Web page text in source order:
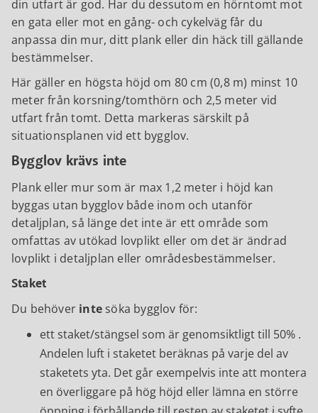
din utfart är god. Har du dessutom en hörntomt mot
en gata eller mot en gång- och cykelväg får du
anpassa din mur, ditt plank eller din häck till gällande
bestämmelser.
Här gäller en högsta höjd om 80 cm (0,8 m) minst 10
meter från korsning/tomthörn och 2,5 meter vid
utfart från tomt. Detta markeras särskilt på
situationsplanen vid ett bygglov.
Bygglov krävs inte
Plank eller mur som är max 1,2 meter i höjd kan
byggas utan bygglov både inom och utanför
detaljplan, så länge det inte är ett område som
omfattas av utökad lovplikt eller om det är ändrad
lovplikt i detaljplan eller områdesbestämmelser.
Staket
Du behöver inte söka bygglov för:
ett staket/stängsel som är genomsiktligt till 50% .
Andelen luft i staketet beräknas på varje del av
staketets yta. Det går exempelvis inte att montera
en överliggare på hög höjd eller lämna en större